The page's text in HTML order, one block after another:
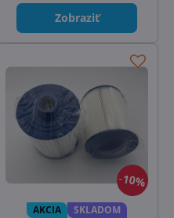
Zobraziť
10%
AKCIA SKLADOM